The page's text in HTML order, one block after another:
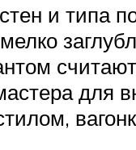
и типа
для